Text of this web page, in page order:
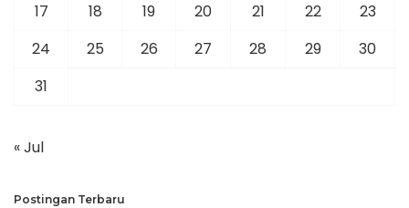
17
18 19 20 21 22
23
24
25 26 27 28 29
30
31
« Jul
Postingan Terbaru